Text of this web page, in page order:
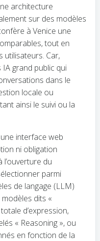
architecture
sur des modèles
à Venice une
tout en
utilisateurs. Car,
grand public qui
dans le
locale ou
ainsi le suivi ou la
interface web
ni obligation
l’ouverture du
parmi
de langage (LLM)
dits «
d’expression,
« Reasoning », ou
en fonction de la